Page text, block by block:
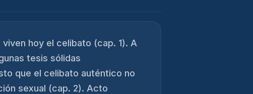
hoy el celibato (cap. 1). A
tesis sólidas
que el celibato auténtico no
sexual (cap. 2). Acto